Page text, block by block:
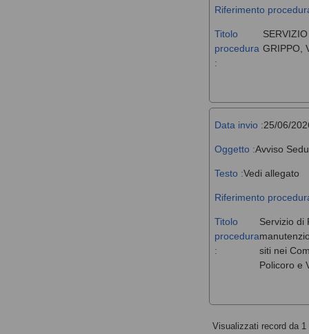
Riferimento
Titolo
procedura
:
GRIPPO,
Data invio :25/06/
Oggetto :Avviso
Testo :Vedi allegato
Riferimento
Titolo
procedura
:
Servizio di
siti nei
Policoro e
Visualizzati record da 1